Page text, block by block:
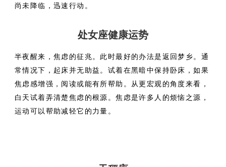
尚未降临，迅速行动。
处女座健康运势
半夜醒来，焦虑的征兆。此时最好的办法是返回梦乡。通
常情况下，起床并无助益。试着在黑暗中保持卧床，如果
焦虑感增强，阅读或能有所帮助。从更宏观的角度来看，
白天试着弄清楚焦虑的根源。焦虑是许多人的烦恼之源，
运动可以帮助减轻它的力量。